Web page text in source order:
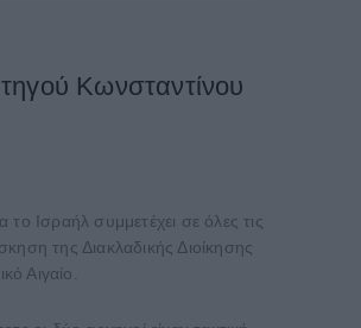
Κωνσταντίνου
Ισραήλ συμμετέχει σε όλες τις
της Διακλαδικής Διοίκησης
Αιγαίο.